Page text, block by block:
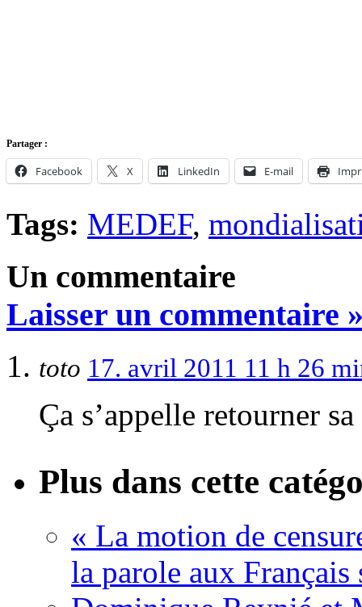
Partager :
Facebook X LinkedIn E-mail
Tags: MEDEF,
Un commentaire
Laisser un commentaire
toto 17. avril 2011 11 h 26
Ça s’appelle retourner
Plus dans cette
« La motion de
la parole aux